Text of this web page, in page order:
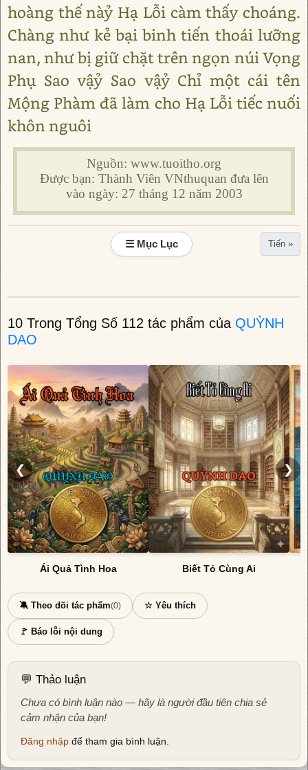
hoàng thế nàỷ Hạ Lỗi càm thấy choáng.
Chàng như kẻ bại binh tiến thoái lưỡng
nan, như bị giữ chặt trên ngọn núi Vọng
Phụ Sao vậỷ Sao vậỷ Chỉ một cái tên
Mộng Phàm đã làm cho Hạ Lỗi tiếc nuối
khôn nguôi
Nguồn: www.tuoitho.org
Được bạn: Thành Viên VNthuquan đưa lên
vào ngày: 27 tháng 12 năm 2003
☰ Mục Lục Tiến »
10 Trong Tổng Số 112 tác phẩm của QUỲNH
DAO
❮
Ái Quả Tình Hoa Biết Tỏ Cùng Ai
❯
🔕 Theo dõi tác phẩm(0) ☆ Yêu thích
🚩 Báo lỗi nội dung
💬 Thảo luận
Chưa có bình luận nào — hãy là người đầu tiên chia sẻ
cảm nhận của bạn!
Đăng nhập để tham gia bình luận.